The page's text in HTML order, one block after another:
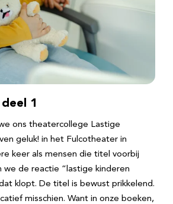
1
ons theatercollege Lastige
geluk! in het Fulcotheater in
keer als mensen die titel voorbij
we de reactie “lastige kinderen
klopt. De titel is bewust prikkelend.
misschien. Want in onze boeken,